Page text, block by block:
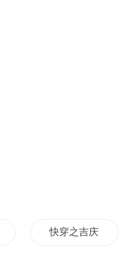
快穿之吉庆有余